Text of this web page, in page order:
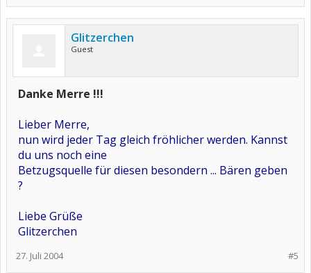
Glitzerchen
Guest
Danke Merre !!!
Lieber Merre,
nun wird jeder Tag gleich fröhlicher werden. Kannst
du uns noch eine
Betzugsquelle für diesen besondern ... Bären geben
?
Liebe Grüße
Glitzerchen
#5
27. Juli 2004